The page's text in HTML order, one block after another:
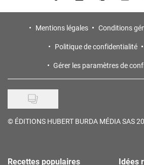
Mentions légales
Conditions
Politique de confidentialité
Gérer les paramètres de
© ÉDITIONS HUBERT BURDA MÉDIA SAS
Recettes populaires Idées